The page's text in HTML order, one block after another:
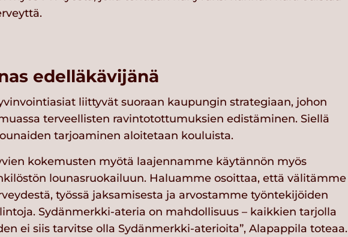
edelläkävijänä
liittyvät suoraan kaupungin strategiaan, johon
terveellisten ravintotottumuksien edistäminen. Siellä
tarjoaminen aloitetaan kouluista.
kokemusten myötä laajennamme käytännön myös
lounasruokailuun. Haluamme osoittaa, että välitämme
työssä jaksamisesta ja arvostamme työntekijöiden
Sydänmerkki-ateria on mahdollisuus – kaikkien tarjolla
ei siis tarvitse olla Sydänmerkki-aterioita”, Alapappila toteaa.